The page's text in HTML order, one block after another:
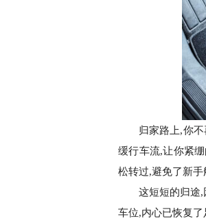
归家路上,你
缓行车流,让你紧
松转过,避免了新手
这短短的归途
车位,内心已恢复了